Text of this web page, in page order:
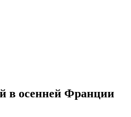
в осенней Франции